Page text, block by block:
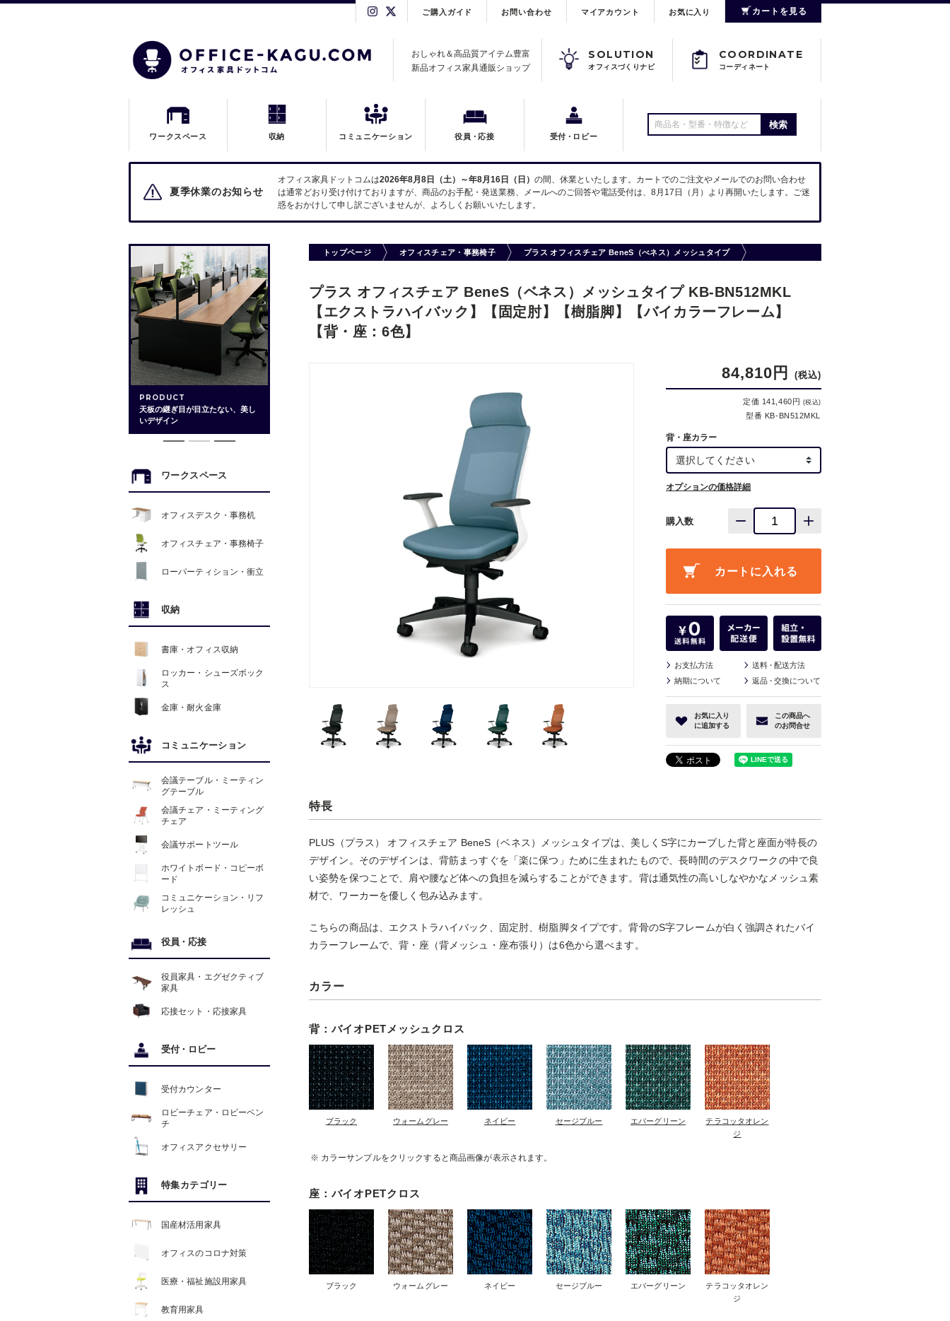
おしゃれ＆高品質アイテム豊富
新品オフィス家具通販ショップ
カートを見る
ご購入ガイド お問い合わせ マイアカウント お気に入り
ワークスペース 収納 コミュニケーション 役員 ・応接 受付・ ロビー
検索
SOLUTION
オフィスづくりナビ
COORDINATE
コーディネート
夏季休業のお知らせ
オフィス家具ドットコムは2026年8月8日（土）～年8月16日（日） の間、休業といたします。カートでのご注文やメールでのお問い合わせ
は通常どおり受け付けておりますが、商品のお手配・発送業務、メールへのご回答や電話受付は、8月17日（月）より再開いたします。ご迷
惑をおかけして申し訳ございませんが、よろしくお願いいたします。
トップページ オフィスチェア・事務椅子 プラス オフィスチェア BeneS（べネス）メッシュタイプ
プラス オフィスチェア BeneS（ベネス）メッシュタイプ KB-BN512MKL
【エクストラハイバック】【固定肘】【樹脂脚】【バイカラーフレーム】
【背・座：6色】
84,810円 (税込)
定価 141,460円 (税込)
型番 KB-BN512MKL
背・座カラー
オプションの価格詳細
購入数
お支払方法 送料・配送方法
納期について
返品・交換について
お気に入り
に追加する
この商品へ
のお問合せ
特長
PLUS（プラス） オフィスチェア BeneS（ベネス）メッシュタイプは、美しくS字にカーブした背と座面が特長の
デザイン。そのデザインは、背筋まっすぐを「楽に保つ」ために生まれたもので、長時間のデスクワークの中で良
い姿勢を保つことで、肩や腰など体への負担を減らすることができます。背は通気性の高いしなやかなメッシュ素
材で、ワーカーを優しく包み込みます。
こちらの商品は、エクストラハイバック、固定肘、樹脂脚タイプです。背骨のS字フレームが白く強調されたバイ
カラーフレームで、背・座（背メッシュ・座布張り）は6色から選べます。
カラー
背：バイオPETメッシュクロス
ブラック ウォームグレー ネイビー セージブルー エバーグリーン
テラコッタオレン
ジ
カラーサンプルをクリックすると商品画像が表示されます。
座：バイオPETクロス
ブラック ウォームグレー ネイビー セージブルー エバーグリーン
テラコッタオレン
ジ
PRODUCT
天板の継ぎ目が目立たない、美し
いデザイン
ワークスペース
オフィスデスク・事務机
オフィスチェア・事務椅子
ローパーティション・衝立
収納
書庫・オフィス収納
ロッカー・シューズボック
ス
金庫・耐火金庫
コミュニケーション
会議テーブル・ミーティン
グテーブル
会議チェア・ミーティング
チェア
会議サポートツール
ホワイトボード・コピーボ
ード
コミュニケーション・リフ
レッシュ
役員 ・応接
役員家具・エグゼクティブ
家具
応接セット・応接家具
受付・ ロビー
受付カウンター
ロビーチェア・ロビーベン
チ
オフィスアクセサリー
特集カテゴリー
国産材活用家具
オフィスのコロナ対策
医療・福祉施設用家具
教育用家具